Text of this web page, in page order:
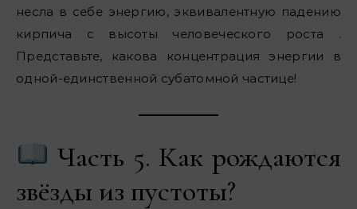
несла в себе энергию, эквивалентную падению
кирпича с высоты человеческого роста .
Представьте, какова концентрация энергии в
одной-единственной субатомной частице!
Часть 5. Как рождаются
звёзды из пустоты?